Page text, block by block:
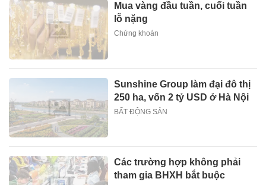
Mua vàng đầu tuần, cuối tuần
lỗ nặng
Chứng khoán
Sunshine Group làm đại đô thị
250 ha, vốn 2 tỷ USD ở Hà Nội
BẤT ĐỘNG SẢN
Các trường hợp không phải
tham gia BHXH bắt buộc